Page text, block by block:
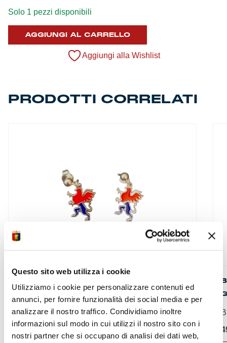
Questo sito web utilizza i cookie
Utilizziamo i cookie per personalizzare contenuti ed
annunci, per fornire funzionalità dei social media e per
analizzare il nostro traffico. Condividiamo inoltre
informazioni sul modo in cui utilizzi il nostro sito con i
nostri partner che si occupano di analisi dei dati web,
Mare
Outlet
Gift Card Online Store
Solo 1 pezzi disponibili
AGGIUNGI AL CARRELLO
Aggiungi alla Wishlist
PRODOTTI CORRELATI
Orecchini in argento...